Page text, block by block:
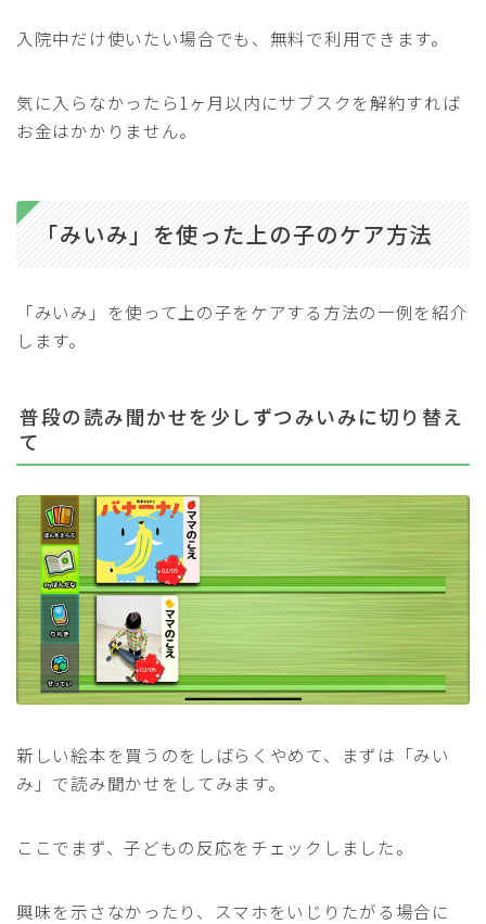
入院中だけ使いたい場合でも、無料で利用できます。
気に入らなかったら1ヶ月以内にサブスクを解約すれば
お金はかかりません。
「みいみ」を使った上の子のケア方法
「みいみ」を使って上の子をケアする方法の一例を紹介
します。
普段の読み聞かせを少しずつみいみに切り替え
て
新しい絵本を買うのをしばらくやめて、まずは「みい
み」で読み聞かせをしてみます。
ここでまず、子どもの反応をチェックしました。
興味を示さなかったり、スマホをいじりたがる場合に